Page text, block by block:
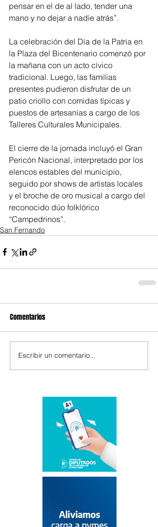
pensar en el de al lado, tender una
mano y no dejar a nadie atrás”.
La celebración del Día de la Patria en
la Plaza del Bicentenario comenzó por
la mañana con un acto cívico
tradicional. Luego, las familias
presentes pudieron disfrutar de un
patio criollo con comidas típicas y
puestos de artesanías a cargo de los
Talleres Culturales Municipales.
El cierre de la jornada incluyó el Gran
Pericón Nacional, interpretado por los
elencos estables del municipio,
seguido por shows de artistas locales
y el broche de oro musical a cargo del
reconocido dúo folklórico
“Campedrinos”.
San Fernando
Comentarios
Escribir un comentario...